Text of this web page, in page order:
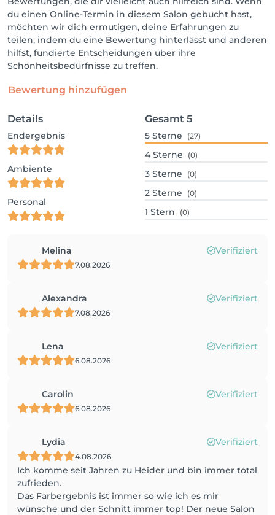
du einen Online-Termin in diesem Salon gebucht hast,
möchten wir dich ermutigen, deine Erfahrungen zu
teilen, indem du eine Bewertung hinterlässt und anderen
hilfst, fundierte Entscheidungen über ihre
Schönheitsbedürfnisse zu treffen.
Bewertung hinzufügen
Details
Endergebnis
Ambiente
Personal
Gesamt 5
5 Sterne (27)
4 Sterne (0)
3 Sterne (0)
2 Sterne (0)
1 Stern (0)
Melina Verifiziert
7.08.2026
Alexandra Verifiziert
7.08.2026
Lena Verifiziert
6.08.2026
Carolin Verifiziert
6.08.2026
Lydia Verifiziert
4.08.2026
Ich komme seit Jahren zu Heider und bin immer total
zufrieden.
Das Farbergebnis ist immer so wie ich es mir
wünsche und der Schnitt immer top! Der neue Salon